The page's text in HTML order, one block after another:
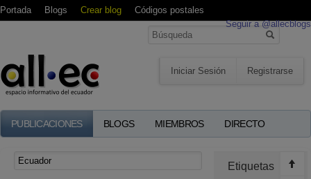
Portada Blogs Crear blog
Códigos postales
Seguir a @allecblogs
Iniciar Sesión Registrarse
PUBLICACIONES BLOGS MIEMBROS DIRECTO
Etiquetas